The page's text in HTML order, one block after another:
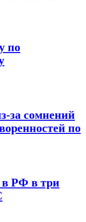
по
за сомнений
по
РФ в три